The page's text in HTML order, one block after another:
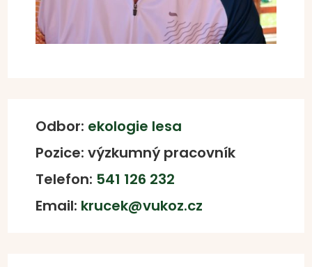
Odbor: ekologie lesa
Pozice: výzkumný pracovník
Telefon: 541 126 232
Email: krucek@vukoz.cz